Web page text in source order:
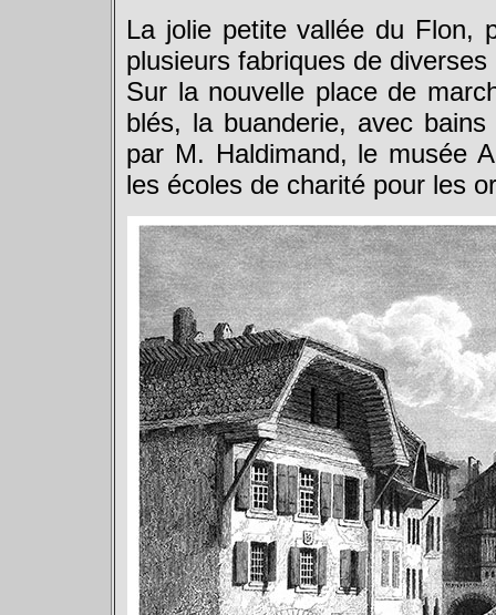
La jolie petite vallée du Flon,
plusieurs fabriques de diverses
Sur la nouvelle place de
blés, la buanderie, avec
par M. Haldimand, le musée
les écoles de charité pour les